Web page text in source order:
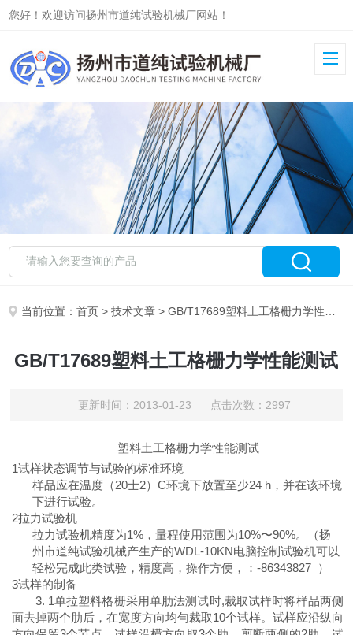
您好！欢迎访问扬州市道纯试验机械厂网站！
当前位置：首页 >技术文章 > GB/T17689塑料土工格栅力学性能测试
GB/T17689塑料土工格栅力学性能测试
更新时间：2013-01-23 点击次数：2997
塑料土工格栅力学性能测试
1试样状态调节与试验的标准环境
样品应在温度 （20士2）C环境下放置至少24 h ，并在该环境
下进行试验。
2拉力试验机
拉力试验机精度为1% ，量程使用范围为10%〜90%。（扬
州市道纯试验机械产生产的WDL-10KN电脑控制试验机可以
轻松完成此类试验，精度高，操作方便，：-86343827 ）
3试样的制备
3. 1单拉塑料格栅采用单肋法测试时,裁取试样时将样品两侧
面去掉两个肋后，在宽度方向均勻裁取10个试样。试样应沿纵向